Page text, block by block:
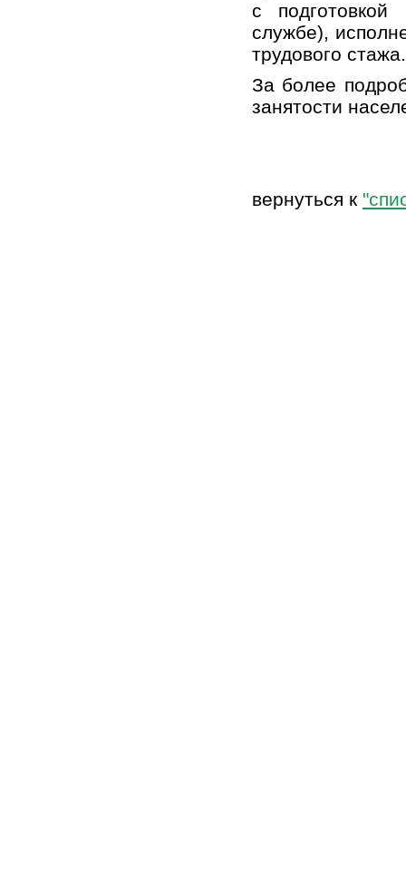
с подготовкой
службе),
трудового стажа.
За более
занятости
вернуться к